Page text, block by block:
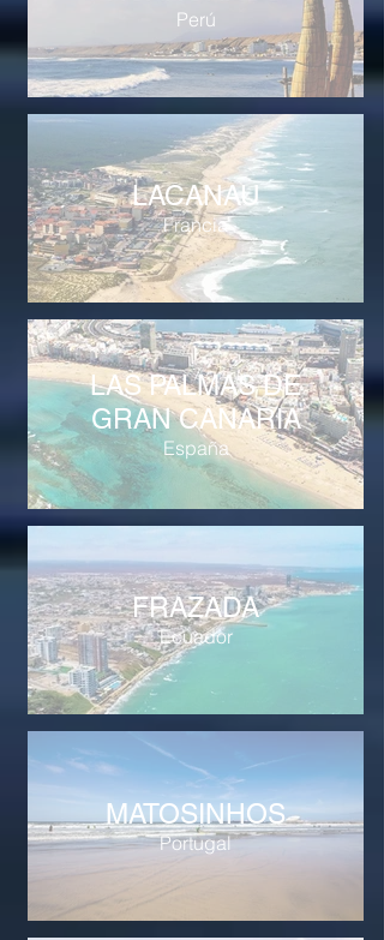
Perú
LACANAU
Francia
LAS PALMAS DE
GRAN CANARIA
España
FRAZADA
Ecuador
MATOSINHOS
Portugal